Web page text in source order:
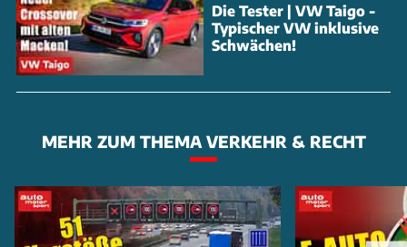
Die Tester | VW Taigo -
Typischer VW inklusive
Schwächen!
MEHR ZUM THEMA VERKEHR & RECHT